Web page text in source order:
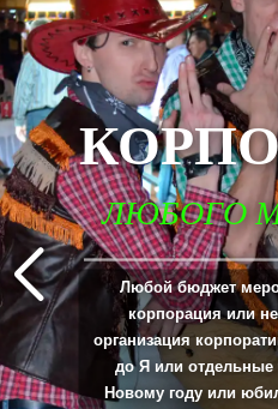
ЛЮБОГО
Любой бюджет
корпорация или
организация
до Я или отдельные
Новому году или